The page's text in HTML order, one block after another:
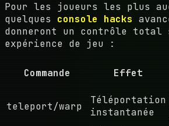
Pour les joueurs les plus
quelques console hacks
donneront un contrôle total
expérience de jeu :
Commande Effet
teleport/warp
Téléportation
instantanée